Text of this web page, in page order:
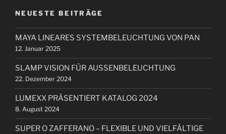
v
i
g
a
t
i
o
n
e
i
t
r
a
g
e
n
n
a
c
h
:
NEUESTE BEITRÄGE
MAYA LINEARES SYSTEMBELEUCHTUNG VON PAN
12. Januar 2025
SLAMP VISION FÜR AUSSENBELEUCHTUNG
22. Dezember 2024
LUMEXX PRÄSENTIERT KATALOG 2024
8. August 2024
SUPER O ZAFFERANO – FLEXIBLE UND VIELFÄLTIGE